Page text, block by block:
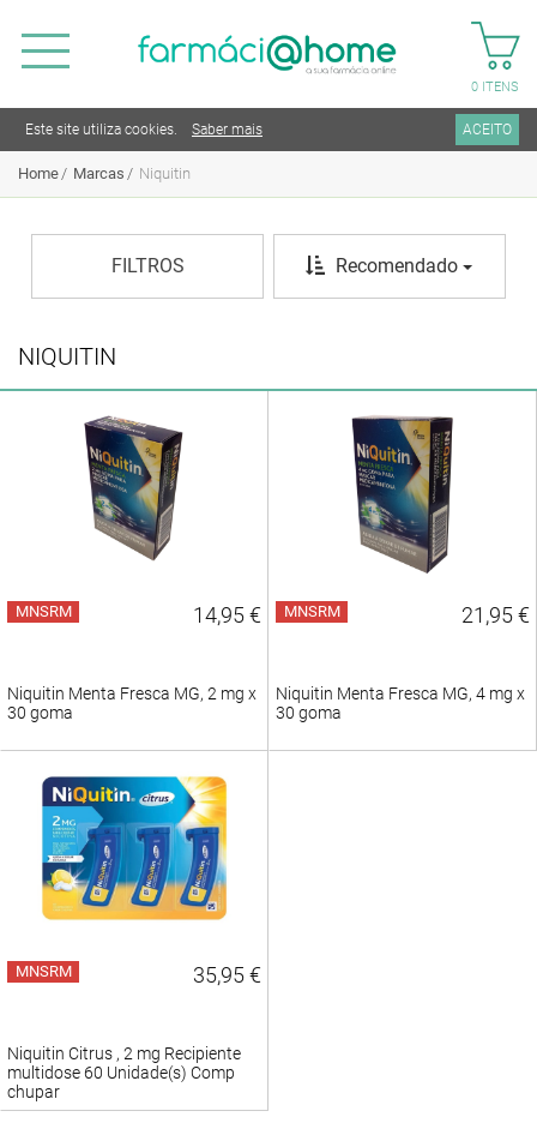
0 ITENS
Este site utiliza cookies. Saber mais ACEITO
Home Marcas Niquitin
FILTROS Recomendado
NIQUITIN
MNSRM 14,95 €
Niquitin Menta Fresca MG, 2 mg x
30 goma
MNSRM 21,95 €
Niquitin Menta Fresca MG, 4 mg x
30 goma
MNSRM 35,95 €
Niquitin Citrus , 2 mg Recipiente
multidose 60 Unidade(s) Comp
chupar